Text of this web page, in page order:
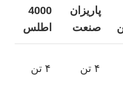
پاریزان
صنعت
4000
اطلس
۴ تن ۴ تن